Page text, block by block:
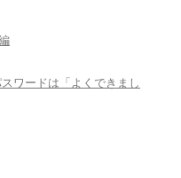
ワードは「よくできまし